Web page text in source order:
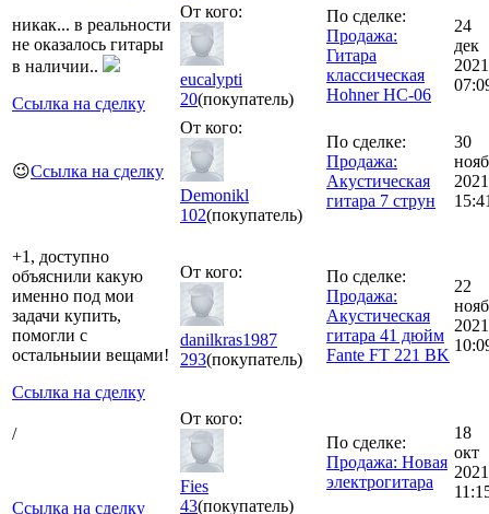
никак... в реальности
не оказалось гитары
в наличии..
Ссылка на сделку
От кого:
eucalypti
20(покупатель)
По сделке:
Продажа:
Гитара
классическая
Hohner HC-06
24
дек
2021
😉Ссылка на сделку
От кого:
Demonikl
102(покупатель)
По сделке:
Продажа:
Акустическая
гитара 7 струн
30
нояб
2021
+1, доступно
объяснили какую
именно под мои
задачи купить,
помогли с
остальныии вещами!
Ссылка на сделку
От кого:
danilkras1987
293(покупатель)
По сделке:
Продажа:
Акустическая
гитара 41 дюйм
Fante FT 221 BK
22
нояб
2021
/
Ссылка на сделку
От кого:
Fies
43(покупатель)
По сделке:
Продажа: Новая
электрогитара
18
окт
2021